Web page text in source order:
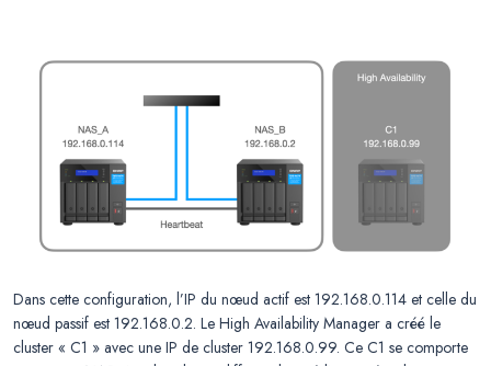
Dans cette configuration, l’IP du nœud actif est 192.168.0.114 et celle du
nœud passif est 192.168.0.2. Le High Availability Manager a créé le
cluster « C1 » avec une IP de cluster 192.168.0.99. Ce C1 se comporte